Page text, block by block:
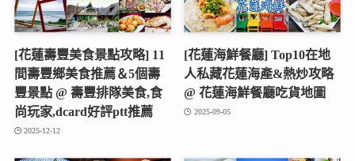
[花蓮壽豐美食景點攻略] 11
間壽豐鄉美食推薦＆5個壽
豐景點 @ 壽豐排隊美食,食
尚玩家,dcard好評ptt推薦
2025-12-12
[花蓮海鮮餐廳] Top10在地
人私藏花蓮海產&熱炒攻略
@ 花蓮海鮮餐廳吃貨地圖
2025-09-05